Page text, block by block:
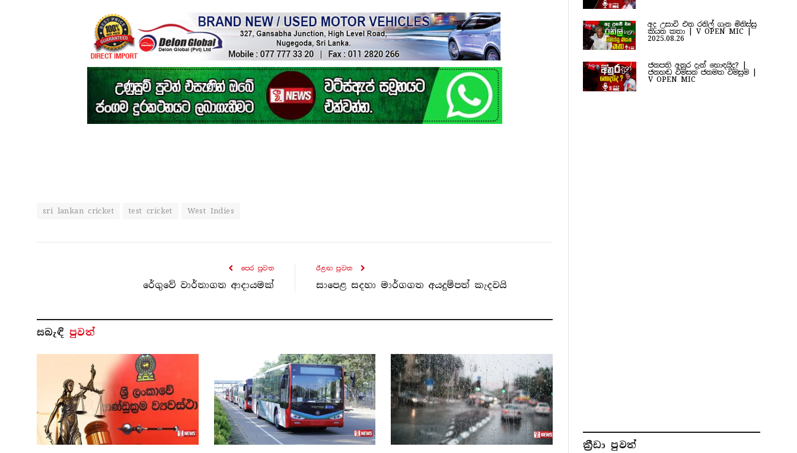
sri lankan cricket test cricket West Indies
පෙර පුව​ත
රේගුවේ වාර්තාගත ආදායමක්
ඊළඟ පුව​ත
සාපෙළ සදහා මාර්ගගත අයදුම්පත් කැදවයි
සබැ​ඳි පුවත්
අද උසාවි එන රනිල් ගැන මිනිස්සු
කියන කතා | V OPEN MIC |
2025.08.26
ජනපති අනුර දැන් හොඳයිද? |
ජනහඬ විමසන ජනමත විමසුම |
V OPEN MIC
ක්‍රීඩා පුවත්